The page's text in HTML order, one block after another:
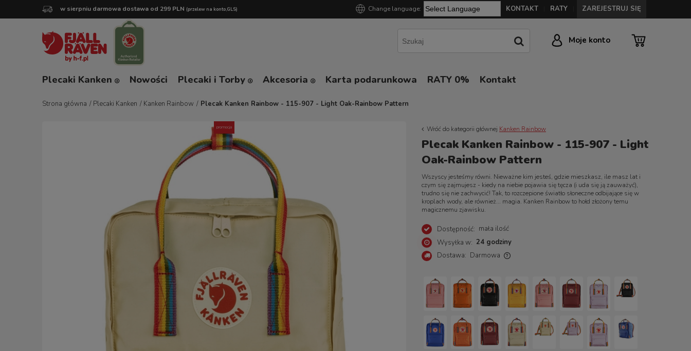
w sierpniu darmowa dostawa od 299 PLN (przelew na konto,GLS) KONTAKT RATY ZAREJESTRUJ SIĘ
Change language:
Powered by
Moje konto
Plecaki Kanken Nowości Plecaki i Torby Akcesoria Karta podarunkowa RATY 0% Kontakt
Strona główna / Plecaki Kanken / Kanken Rainbow / Plecak Kanken Rainbow - 115-907 - Light Oak-Rainbow Pattern
promocja Wróć do kategorii głównej Kanken Rainbow
Plecak Kanken Rainbow - 115-907 - Light
Oak-Rainbow Pattern
Wszyscy jesteśmy równi. Nieważne kim jesteś, gdzie mieszkasz, ile masz lat i
czym się zajmujesz - kiedy na niebie pojawia się tęcza (i uda się ją zauważyć),
trudno się nie zachwycić! Tak, to rozczepione światło słoneczne odbijające się w
kroplach wody, ale również... magia. Kanken Rainbow to hołd złożony temu
magicznemu zjawisku.
Dostępność: mała ilość
Wysyłka w: 24 godziny
Dostawa: Darmowa
Cena nie zawiera ewentualnych kosztów